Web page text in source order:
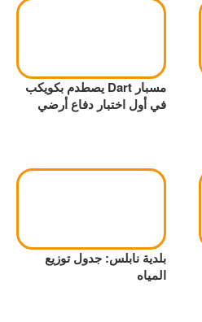
مسبار Dart يصطدم بكويكب
في أول اختبار دفاع أرضي
بلدية نابلس: جدول توزيع
المياه